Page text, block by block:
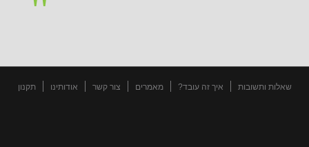
שאלות ותשובות איך זה עובד? מאמרים צור קשר אודותינו תקנון